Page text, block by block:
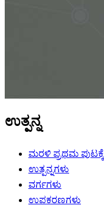
ಉತ್ಪನ್ನ
ಮರಳಿ ಪ್ರಥಮ ಪುಟಕ್ಕೆ
ಉತ್ಪನ್ನಗಳು
ವರ್ಗಗಳು
ಉಪಕರಣಗಳು